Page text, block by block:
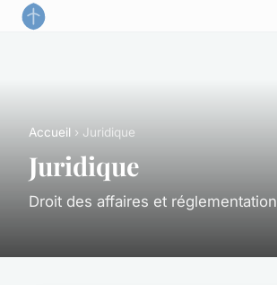
Accueil › Juridique
Juridique
Droit des affaires et réglementation